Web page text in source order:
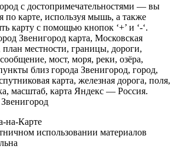
с достопримечательностями — вы
по карте, используя мышь, а также
карту с помощью кнопок ‘+’ и ‘-‘.
Звенигород карта, Московская
план местности, границы, дороги,
мост, моря, реки, озёра,
близ города Звенигород, город,
карта, железная дорога, поля,
масштаб, карта Яндекс — Россия.
на-Карте
использовании материалов